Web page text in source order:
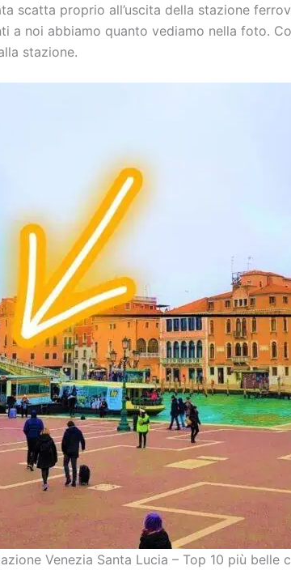
scatta proprio all’uscita della stazione
a noi abbiamo quanto vediamo nella foto.
stazione.
Venezia Santa Lucia – Top 10 più belle